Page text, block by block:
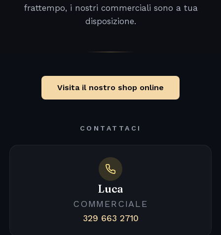
frattempo, i nostri commerciali sono a tua
disposizione.
Visita il nostro shop online
CONTATTACI
Luca
COMMERCIALE
329 663 2710